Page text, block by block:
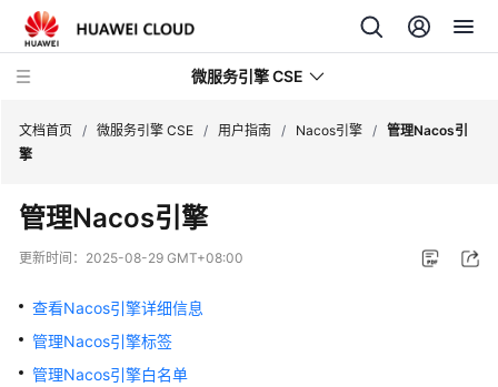
微服务引擎 CSE
新
动
品
介
文档首页 / 微服务引擎 CSE / 用户指南 / Nacos引擎 / 管理Nacos引
擎
管理Nacos引擎
更新时间： 2025-08-29 GMT+08:00
查看Nacos引擎详细信息
管理Nacos引擎标签
管理Nacos引擎白名单